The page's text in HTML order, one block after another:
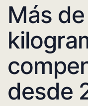
Más
desde